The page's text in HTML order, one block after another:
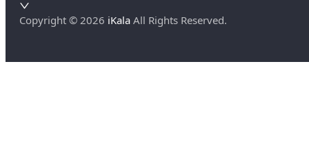
Copyright © 2026 iKala All Rights Reserved.